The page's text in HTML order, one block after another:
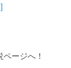
ページへ！